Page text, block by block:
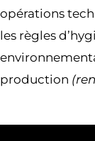
opérations
les règles
production